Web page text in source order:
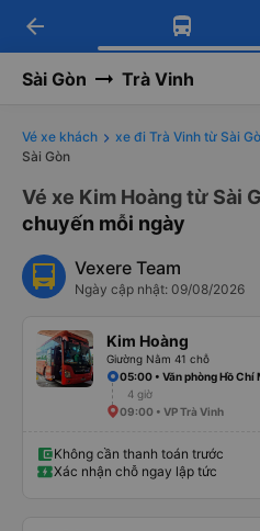
Tải app Vexere
Nhận ưu đãi thành
Tải app Vexere
-30k/ghế khi đặt
arrow_back
Sài Gòn Trà Vinh
Vé xe khách xe đi Trà Vinh từ Sài
Sài Gòn
Vé xe Kim Hoàng từ Sài
chuyến mỗi ngày
Vexere Team
Ngày cập nhật: 09/08/2026
Kim Hoàng
Giường Nằm 41 chỗ
05:00 • Văn phòng Hồ Chí
4 giờ
09:00 • VP Trà Vinh
Không cần thanh toán trước
Xác nhận chỗ ngay lập tức